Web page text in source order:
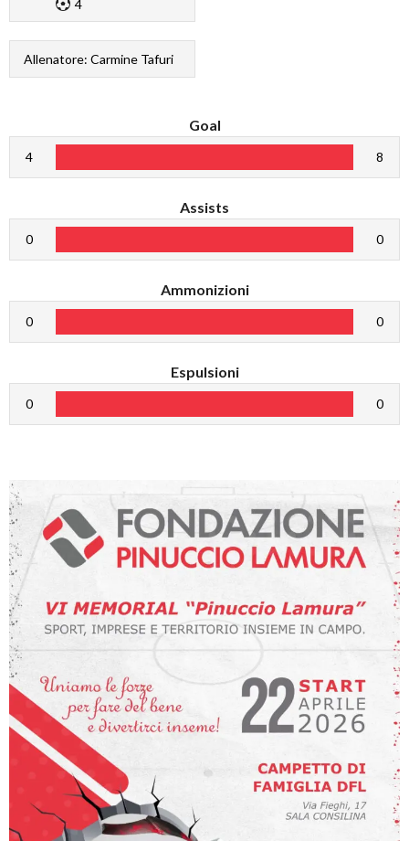
4
Allenatore: Carmine Tafuri
Goal
4 8
Assists
0 0
Ammonizioni
0 0
Espulsioni
0 0